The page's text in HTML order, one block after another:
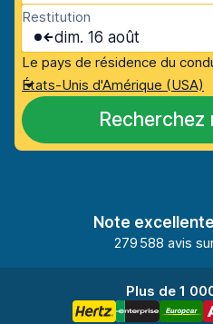
Restitution
dim. 16 août
Le pays de résidence du
États-Unis d'Amérique (USA)
Recherchez
Note excellente
279 588 avis
Plus de 1